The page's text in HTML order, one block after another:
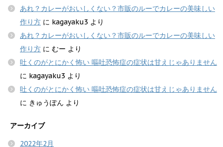
あれ？カレーがおいしくない？市販のルーでカレーの美味しい
作り方 に kagayaku3 より
あれ？カレーがおいしくない？市販のルーでカレーの美味しい
作り方 に むー より
吐くのがとにかく怖い 嘔吐恐怖症の症状は甘えじゃありません
に kagayaku3 より
吐くのがとにかく怖い 嘔吐恐怖症の症状は甘えじゃありません
に きゅうぽん より
アーカイブ
2022年2月